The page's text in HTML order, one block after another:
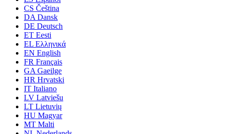
CS Čeština
DADansk
DE Deutsch
ET Eesti
EL Ελληνικά
EN English
FR Français
GAGaeilge
HR Hrvatski
IT Italiano
LV Latviešu
LT Lietuvių
HU Magyar
MT Malti